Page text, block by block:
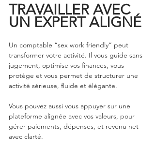
TRAVAILLER AVEC
UN EXPERT ALIGNÉ
Un comptable “sex work friendly” peut
transformer votre activité. Il vous guide sans
jugement, optimise vos finances, vous
protège et vous permet de structurer une
activité sérieuse, fluide et élégante.
Vous pouvez aussi vous appuyer sur une
plateforme alignée avec vos valeurs, pour
gérer paiements, dépenses, et revenu net
avec clarté.